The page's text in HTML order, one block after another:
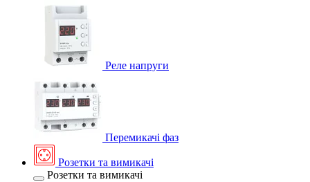
Реле напруги
Перемикачі фаз
Розетки та вимикачі
Розетки та вимикачі